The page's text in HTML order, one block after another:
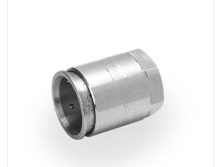
semplicità di installazione di questi raccordi, che consente
una notevole riduzione dei tempi di montaggio, ha riscosso
grande interesse, tanto da soppiantare quasi definitivamente
tutte le altre soluzioni di raccordo fra tubi. Per assecondare
le esigenze di installazione, sono prodotti raccordi di tipo:
tubo-tubo, tubo rigidotubo flessibile, tubo-scatola, tubo-
filetto femmina. La filettatura è metrica ISO in conformità con
le norme CEI EN 60423. La particolare cura nell’esecuzione di